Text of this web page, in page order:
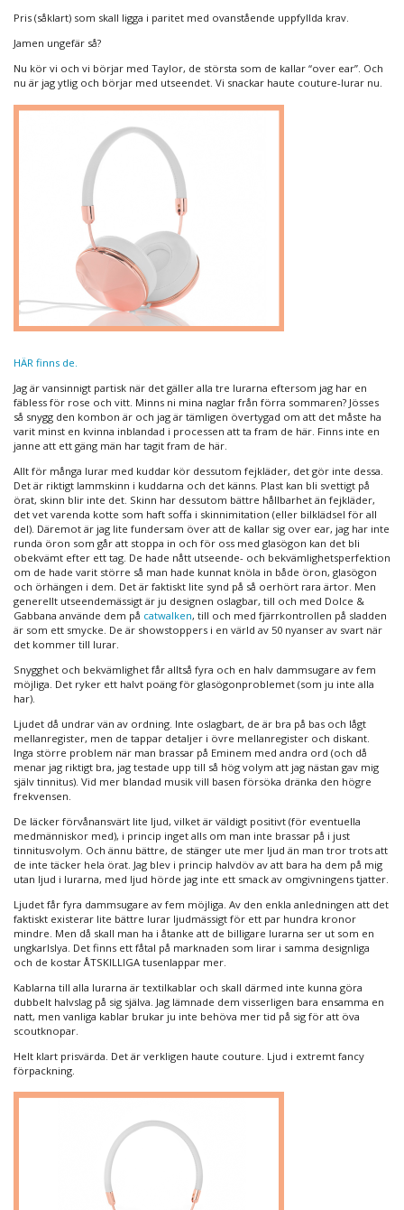
Pris (såklart) som skall ligga i paritet med ovanstående uppfyllda krav.
Jamen ungefär så?
Nu kör vi och vi börjar med Taylor, de största som de kallar “over ear”. Och
nu är jag ytlig och börjar med utseendet. Vi snackar haute couture-lurar nu.
HÄR finns de.
Jag är vansinnigt partisk när det gäller alla tre lurarna eftersom jag har en
fäbless för rose och vitt. Minns ni mina naglar från förra sommaren? Jösses
så snygg den kombon är och jag är tämligen övertygad om att det måste ha
varit minst en kvinna inblandad i processen att ta fram de här. Finns inte en
janne att ett gäng män har tagit fram de här.
Allt för många lurar med kuddar kör dessutom fejkläder, det gör inte dessa.
Det är riktigt lammskinn i kuddarna och det känns. Plast kan bli svettigt på
örat, skinn blir inte det. Skinn har dessutom bättre hållbarhet än fejkläder,
det vet varenda kotte som haft soffa i skinnimitation (eller bilklädsel för all
del). Däremot är jag lite fundersam över att de kallar sig over ear, jag har inte
runda öron som går att stoppa in och för oss med glasögon kan det bli
obekvämt efter ett tag. De hade nått utseende- och bekvämlighetsperfektion
om de hade varit större så man hade kunnat knöla in både öron, glasögon
och örhängen i dem. Det är faktiskt lite synd på så oerhört rara ärtor. Men
generellt utseendemässigt är ju designen oslagbar, till och med Dolce &
Gabbana använde dem på catwalken, till och med fjärrkontrollen på sladden
är som ett smycke. De är showstoppers i en värld av 50 nyanser av svart när
det kommer till lurar.
Snygghet och bekvämlighet får alltså fyra och en halv dammsugare av fem
möjliga. Det ryker ett halvt poäng för glasögonproblemet (som ju inte alla
har).
Ljudet då undrar vän av ordning. Inte oslagbart, de är bra på bas och lågt
mellanregister, men de tappar detaljer i övre mellanregister och diskant.
Inga större problem när man brassar på Eminem med andra ord (och då
menar jag riktigt bra, jag testade upp till så hög volym att jag nästan gav mig
själv tinnitus). Vid mer blandad musik vill basen försöka dränka den högre
frekvensen.
De läcker förvånansvärt lite ljud, vilket är väldigt positivt (för eventuella
medmänniskor med), i princip inget alls om man inte brassar på i just
tinnitusvolym. Och ännu bättre, de stänger ute mer ljud än man tror trots att
de inte täcker hela örat. Jag blev i princip halvdöv av att bara ha dem på mig
utan ljud i lurarna, med ljud hörde jag inte ett smack av omgivningens tjatter.
Ljudet får fyra dammsugare av fem möjliga. Av den enkla anledningen att det
faktiskt existerar lite bättre lurar ljudmässigt för ett par hundra kronor
mindre. Men då skall man ha i åtanke att de billigare lurarna ser ut som en
ungkarlslya. Det finns ett fåtal på marknaden som lirar i samma designliga
och de kostar ÅTSKILLIGA tusenlappar mer.
Kablarna till alla lurarna är textilkablar och skall därmed inte kunna göra
dubbelt halvslag på sig själva. Jag lämnade dem visserligen bara ensamma en
natt, men vanliga kablar brukar ju inte behöva mer tid på sig för att öva
scoutknopar.
Helt klart prisvärda. Det är verkligen haute couture. Ljud i extremt fancy
förpackning.